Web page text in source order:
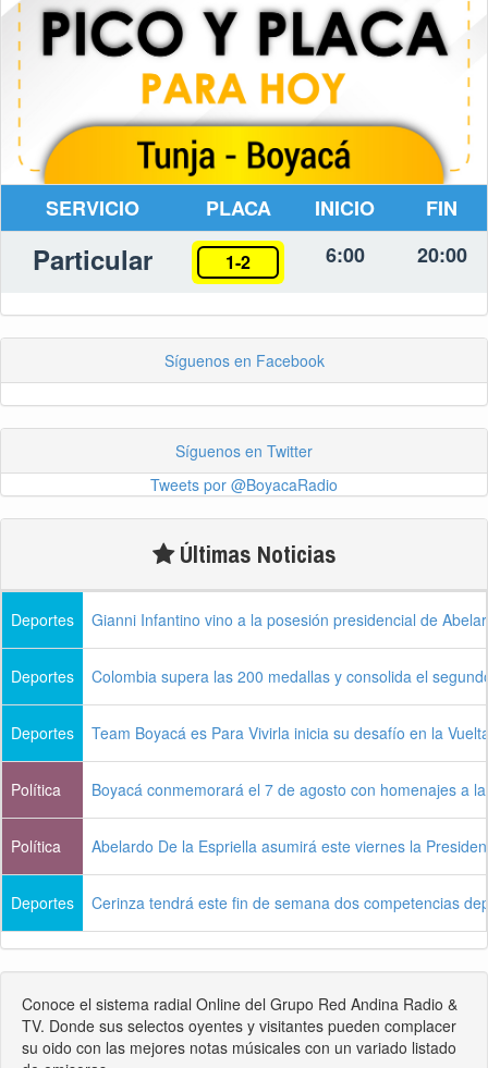
SERVICIO PLACA INICIO FIN
Particular 1-2 6:00 20:00
Síguenos en Facebook
Síguenos en Twitter
Tweets por @BoyacaRadio
Últimas Noticias
Deportes Gianni Infantino vino a la posesión presidencial de
Deportes Colombia supera las 200 medallas y consolida el
Deportes Team Boyacá es Para Vivirla inicia su desafío en la
Política Boyacá conmemorará el 7 de agosto con homenajes a
Política Abelardo De la Espriella asumirá este viernes la
Deportes Cerinza tendrá este fin de semana dos competencias
Conoce el sistema radial Online del Grupo Red Andina Radio &
TV. Donde sus selectos oyentes y visitantes pueden complacer
su oido con las mejores notas músicales con un variado listado